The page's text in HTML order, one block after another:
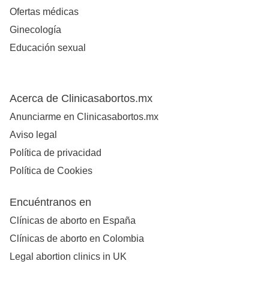
Ofertas médicas
Ginecología
Educación sexual
Acerca de Clinicasabortos.mx
Anunciarme en Clinicasabortos.mx
Aviso legal
Política de privacidad
Política de Cookies
Encuéntranos en
Clínicas de aborto en España
Clínicas de aborto en Colombia
Legal abortion clinics in UK